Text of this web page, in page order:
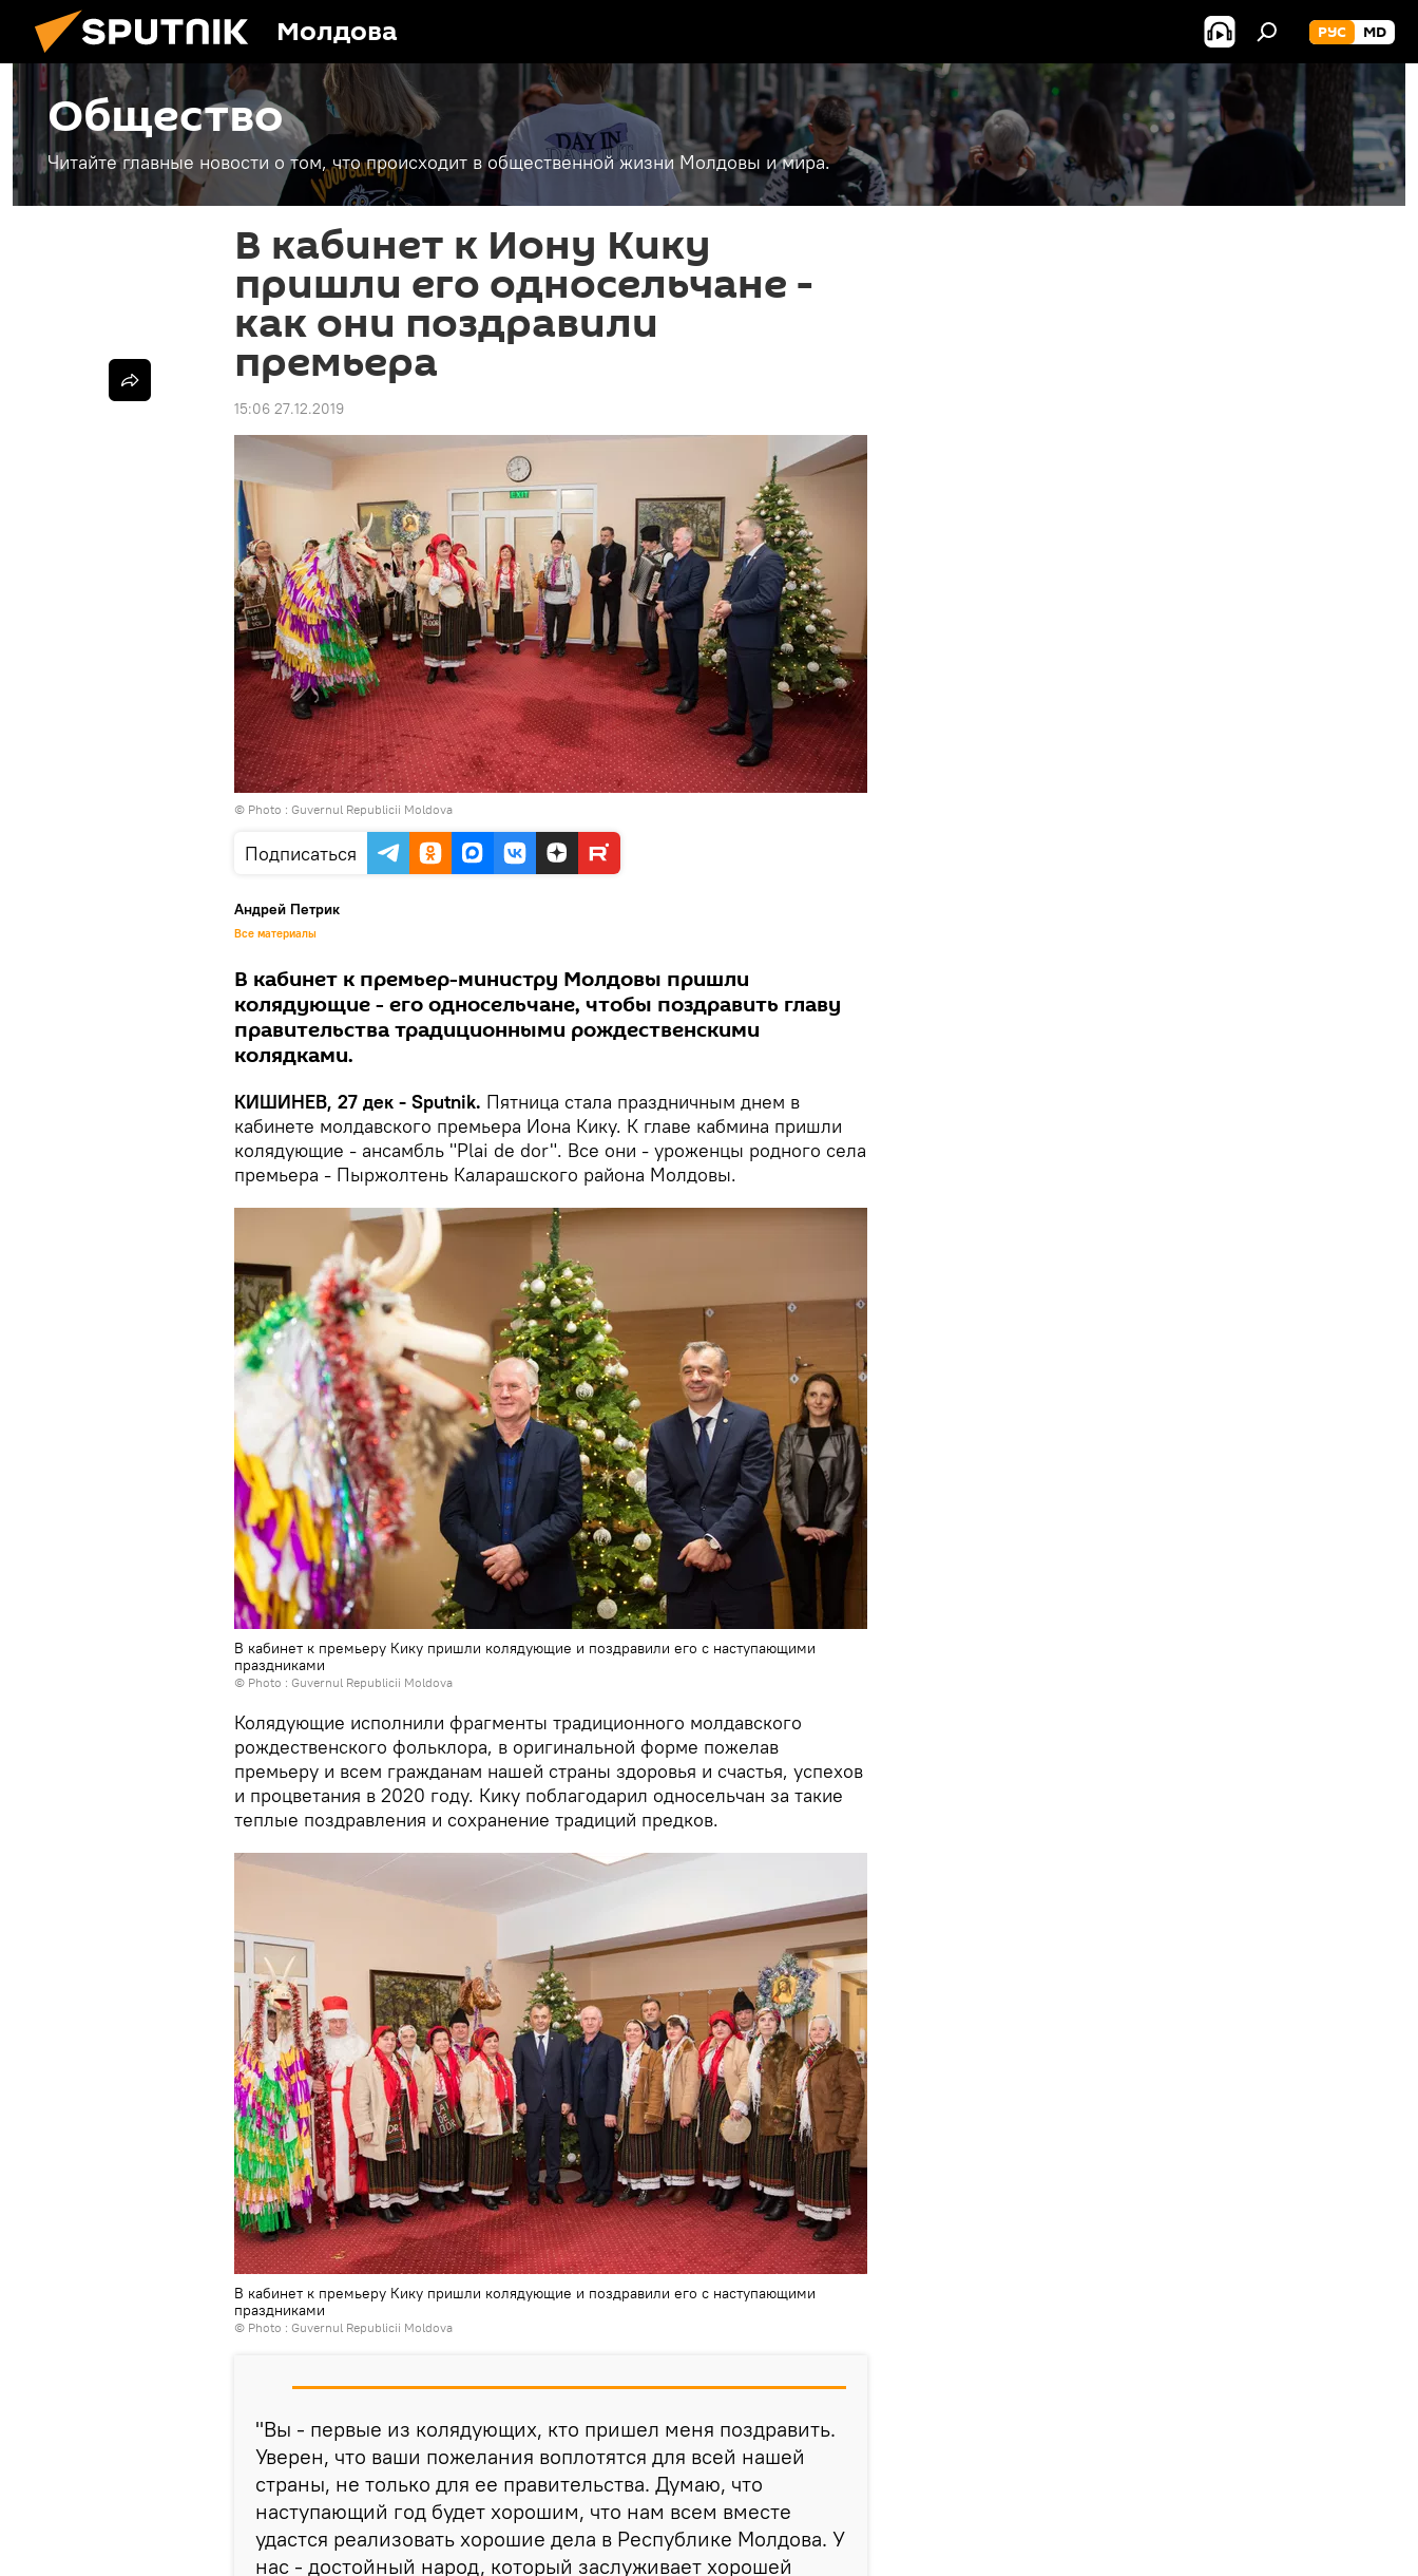
Молдова РУС MD
Общество
Читайте главные новости о том, что происходит в общественной жизни Молдовы и мира.
В кабинет к Иону Кику
пришли его односельчане -
как они поздравили
премьера
15:06 27.12.2019
© Photo : Guvernul Republicii Moldova
Подписаться
Андрей Петрик
Все материалы
В кабинет к премьер-министру Молдовы пришли
колядующие - его односельчане, чтобы поздравить главу
правительства традиционными рождественскими
колядками.
КИШИНЕВ, 27 дек - Sputnik. Пятница стала праздничным днем в
кабинете молдавского премьера Иона Кику. К главе кабмина пришли
колядующие - ансамбль "Plai de dor". Все они - уроженцы родного села
премьера - Пыржолтень Каларашского района Молдовы.
В кабинет к премьеру Кику пришли колядующие и поздравили его с наступающими
праздниками
© Photo : Guvernul Republicii Moldova
Колядующие исполнили фрагменты традиционного молдавского
рождественского фольклора, в оригинальной форме пожелав
премьеру и всем гражданам нашей страны здоровья и счастья, успехов
и процветания в 2020 году. Кику поблагодарил односельчан за такие
теплые поздравления и сохранение традиций предков.
В кабинет к премьеру Кику пришли колядующие и поздравили его с наступающими
праздниками
© Photo : Guvernul Republicii Moldova
"Вы - первые из колядующих, кто пришел меня поздравить.
Уверен, что ваши пожелания воплотятся для всей нашей
страны, не только для ее правительства. Думаю, что
наступающий год будет хорошим, что нам всем вместе
удастся реализовать хорошие дела в Республике Молдова. У
нас - достойный народ, который заслуживает хорошей